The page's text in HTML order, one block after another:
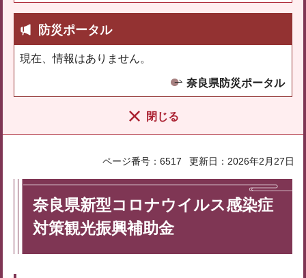
防災ポータル
現在、情報はありません。
奈良県防災ポータル
閉じる
ページ番号：6517 更新日：2026年2月27日
奈良県新型コロナウイルス感染症
対策観光振興補助金